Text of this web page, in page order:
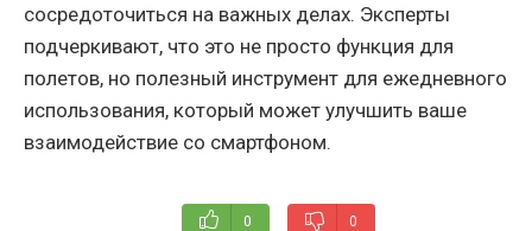
сосредоточиться на важных делах. Эксперты
подчеркивают, что это не просто функция для
полетов, но полезный инструмент для ежедневного
использования, который может улучшить ваше
взаимодействие со смартфоном.
0 0